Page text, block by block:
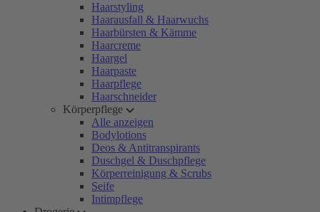
Haarstyling
Haarausfall & Haarwuchs
Haarbürsten & Kämme
Haarcreme
Haargel
Haarpaste
Haarpflege
Haarschneider
Körperpflege
Alle anzeigen
Bodylotions
Deos & Antitranspirants
Duschgel & Duschpflege
Körperreinigung & Scrubs
Seife
Intimpflege